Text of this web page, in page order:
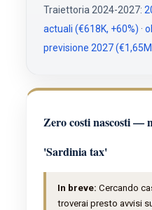
Traiettoria 2024-2027:
actuali (€618K, +60%) ·
previsione 2027
Zero costi nascosti —
'Sardinia tax'
In breve: Cercando
troverai presto avvisi